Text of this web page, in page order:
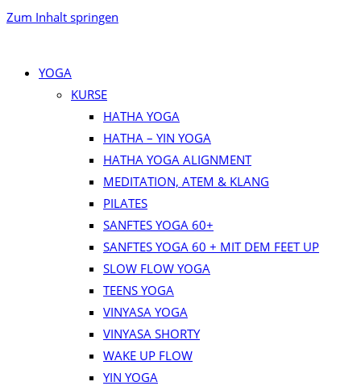
Zum Inhalt springen
YOGA
KURSE
HATHA YOGA
HATHA – YIN YOGA
HATHA YOGA ALIGNMENT
MEDITATION, ATEM & KLANG
PILATES
SANFTES YOGA 60+
SANFTES YOGA 60 + MIT DEM FEET UP
SLOW FLOW YOGA
TEENS YOGA
VINYASA YOGA
VINYASA SHORTY
WAKE UP FLOW
YIN YOGA